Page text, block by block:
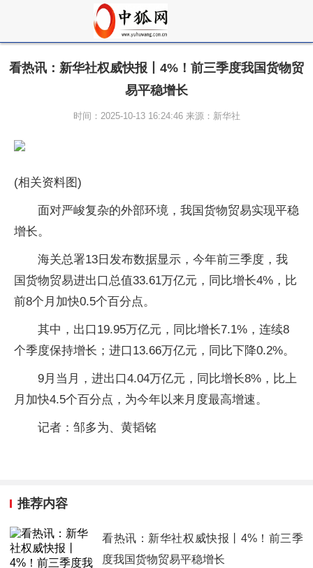
看热讯：新华社权威快报丨4%！前三季度我国货物贸
易平稳增长
时间：2025-10-13 16:24:46 来源：新华社
(相关资料图)
面对严峻复杂的外部环境，我国货物贸易实现平稳
增长。
海关总署13日发布数据显示，今年前三季度，我
国货物贸易进出口总值33.61万亿元，同比增长4%，比
前8个月加快0.5个百分点。
其中，出口19.95万亿元，同比增长7.1%，连续8
个季度保持增长；进口13.66万亿元，同比下降0.2%。
9月当月，进出口4.04万亿元，同比增长8%，比上
月加快4.5个百分点，为今年以来月度最高增速。
记者：邹多为、黄韬铭
推荐内容
看热讯：新华社权威快报丨4%！前三季
度我国货物贸易平稳增长